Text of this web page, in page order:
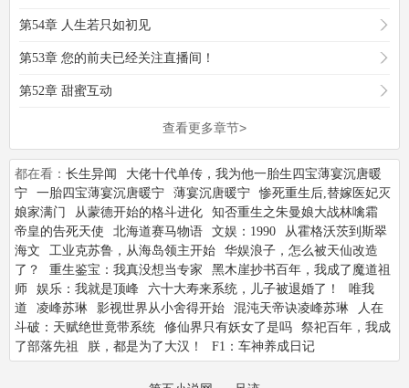
第54章 人生若只如初见
第53章 您的前夫已经关注直播间！
第52章 甜蜜互动
查看更多章节>
都在看： 长生异闻
大佬十代单传，我为他一胎生四宝薄宴沉唐暖
宁
一胎四宝薄宴沉唐暖宁 薄宴沉唐暖宁
惨死重生后,替嫁医妃灭
娘家满门
从蒙德开始的格斗进化
知否重生之朱曼娘大战林噙霜
帝皇的告死天使
北海道赛马物语 文娱：1990
从霍格沃茨到斯翠
海文
工业克苏鲁，从海岛领主开始
华娱浪子，怎么被天仙改造
了？
重生鉴宝：我真没想当专家
黑木崖抄书百年，我成了魔道祖
师
娱乐：我就是顶峰 六十大寿来系统，儿子被退婚了！
唯我
道
凌峰苏琳 影视世界从小舍得开始 混沌天帝诀凌峰苏琳
人在
斗破：天赋绝世竟带系统
修仙界只有妖女了是吗
祭祀百年，我成
了部落先祖
朕，都是为了大汉！ F1：车神养成日记